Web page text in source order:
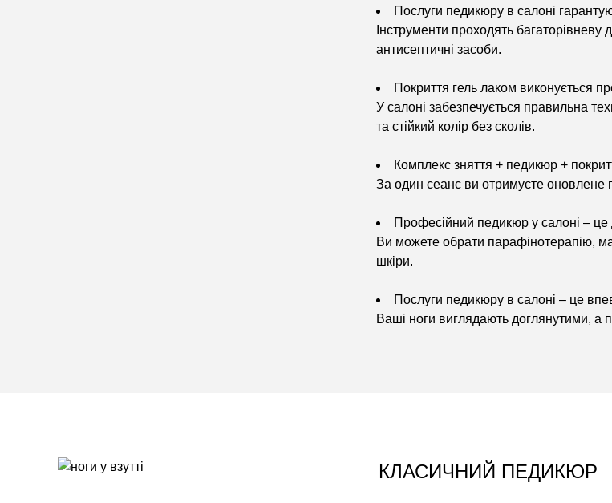
Послуги педикюру в салоні
Інструменти проходять
антисептичні засоби.
Покриття гель лаком виконується
У салоні забезпечується правильна
та стійкий колір без сколів.
Комплекс зняття + педикюр +
За один сеанс ви отримуєте оновлене
Професійний педикюр у салоні – це
Ви можете обрати парафінотерапію,
шкіри.
Послуги педикюру в салоні – це
Ваші ноги виглядають доглянутими, а
КЛАСИЧНИЙ ПЕДИКЮР